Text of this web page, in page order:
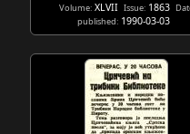
Volume: XLVII Issue: 1863
published: 1990-03-03